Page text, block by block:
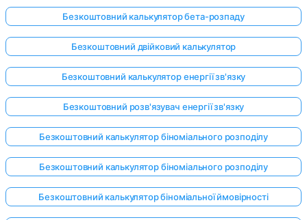
Безкоштовний калькулятор бета-розпаду
Безкоштовний двійковий калькулятор
Безкоштовний калькулятор енергії зв'язку
Безкоштовний розв'язувач енергії зв'язку
Безкоштовний калькулятор біноміального розподілу
Безкоштовний калькулятор біноміального розподілу
Безкоштовний калькулятор біноміальної ймовірності